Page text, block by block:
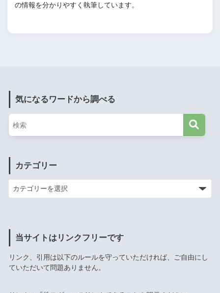
の情報を分かりやすく執筆しています。
気になるワードから調べる
カテゴリー
当サイトはリンクフリーです
リンク、引用は以下のルールを守っていただければ、ご自由にし
ていただいて問題ありません。